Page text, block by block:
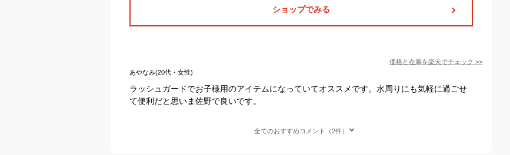
ショップでみる
価格と在庫を楽天でチェック >>
あやなみ(20代・女性)
ラッシュガードでお子様用のアイテムになっていてオススメです。水周りにも気軽に過ごせ
て便利だと思いま佐野で良いです。
全てのおすすめコメント（2件）